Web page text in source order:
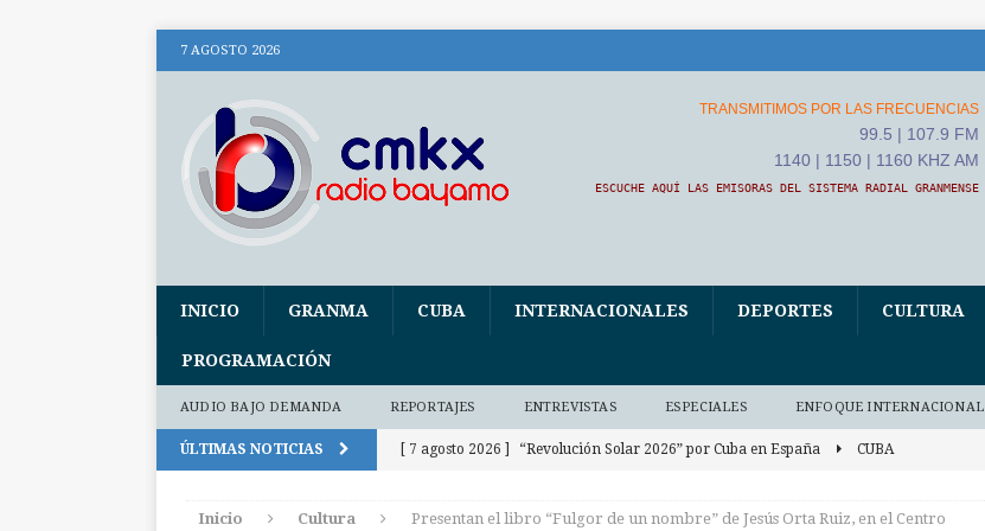
7 AGOSTO 2026
TRANSMITIMOS POR LAS FRECUENCIAS
99.5 | 107.9 FM
1140 | 1150 | 1160 KHZ AM
ESCUCHE AQUÍ LAS EMISORAS DEL SISTEMA RADIAL GRANMENSE
INICIO GRANMA CUBA INTERNACIONALES DEPORTES CULTURA
PROGRAMACIÓN
AUDIO BAJO DEMANDA REPORTAJES ENTREVISTAS ESPECIALES ENFOQUE INTERNACIONAL
ÚLTIMAS NOTICIAS [ 7 agosto 2026 ] “Revolución Solar 2026” por Cuba en España CUBA
Inicio Cultura
Presentan el libro “Fulgor de un nombre” de Jesús Orta Ruiz, en el Centro